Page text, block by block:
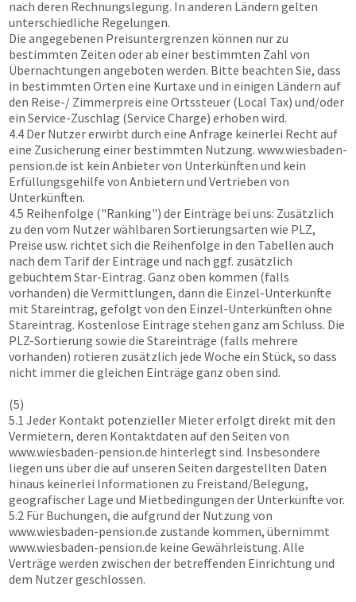
nach deren Rechnungslegung. In anderen Ländern gelten
unterschiedliche Regelungen.
Die angegebenen Preisuntergrenzen können nur zu
bestimmten Zeiten oder ab einer bestimmten Zahl von
Übernachtungen angeboten werden. Bitte beachten Sie, dass
in bestimmten Orten eine Kurtaxe und in einigen Ländern auf
den Reise-/ Zimmerpreis eine Ortssteuer (Local Tax) und/oder
ein Service-Zuschlag (Service Charge) erhoben wird.
4.4 Der Nutzer erwirbt durch eine Anfrage keinerlei Recht auf
eine Zusicherung einer bestimmten Nutzung. www.wiesbaden-
pension.de ist kein Anbieter von Unterkünften und kein
Erfüllungsgehilfe von Anbietern und Vertrieben von
Unterkünften.
4.5 Reihenfolge ("Ranking") der Einträge bei uns: Zusätzlich
zu den vom Nutzer wählbaren Sortierungsarten wie PLZ,
Preise usw. richtet sich die Reihenfolge in den Tabellen auch
nach dem Tarif der Einträge und nach ggf. zusätzlich
gebuchtem Star-Eintrag. Ganz oben kommen (falls
vorhanden) die Vermittlungen, dann die Einzel-Unterkünfte
mit Stareintrag, gefolgt von den Einzel-Unterkünften ohne
Stareintrag. Kostenlose Einträge stehen ganz am Schluss. Die
PLZ-Sortierung sowie die Stareinträge (falls mehrere
vorhanden) rotieren zusätzlich jede Woche ein Stück, so dass
nicht immer die gleichen Einträge ganz oben sind.
(5)
5.1 Jeder Kontakt potenzieller Mieter erfolgt direkt mit den
Vermietern, deren Kontaktdaten auf den Seiten von
www.wiesbaden-pension.de hinterlegt sind. Insbesondere
liegen uns über die auf unseren Seiten dargestellten Daten
hinaus keinerlei Informationen zu Freistand/Belegung,
geografischer Lage und Mietbedingungen der Unterkünfte vor.
5.2 Für Buchungen, die aufgrund der Nutzung von
www.wiesbaden-pension.de zustande kommen, übernimmt
www.wiesbaden-pension.de keine Gewährleistung. Alle
Verträge werden zwischen der betreffenden Einrichtung und
dem Nutzer geschlossen.